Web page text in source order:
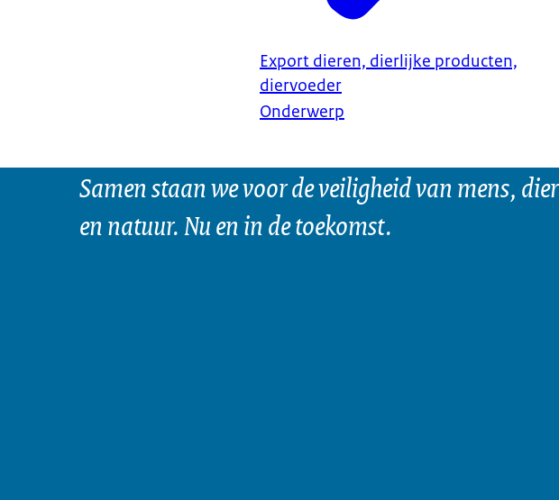
Export dieren, dierlijke producten,
diervoeder
Onderwerp
Samen staan we voor de veiligheid van mens, dier
en natuur. Nu en in de toekomst.